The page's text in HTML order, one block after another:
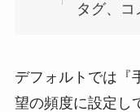
タグ、
デフォルトでは『
望の頻度に設定し